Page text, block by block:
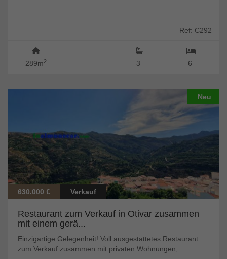
Ref: C292
289m2 6
3
Neu
630.000 € Verkauf
Restaurant zum Verkauf in Otivar zusammen
mit einem gerä...
Einzigartige Gelegenheit! Voll ausgestattetes Restaurant
zum Verkauf zusammen mit privaten Wohnungen,...